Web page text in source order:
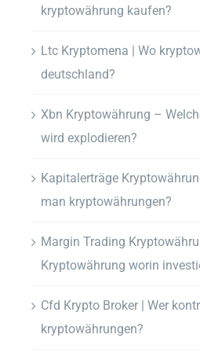
kryptowährung kaufen?
Ltc Kryptomena | Wo
deutschland?
Xbn Kryptowährung –
wird explodieren?
Kapitalerträge
man kryptowährungen?
Margin Trading
Kryptowährung worin
Cfd Krypto Broker | Wer
kryptowährungen?